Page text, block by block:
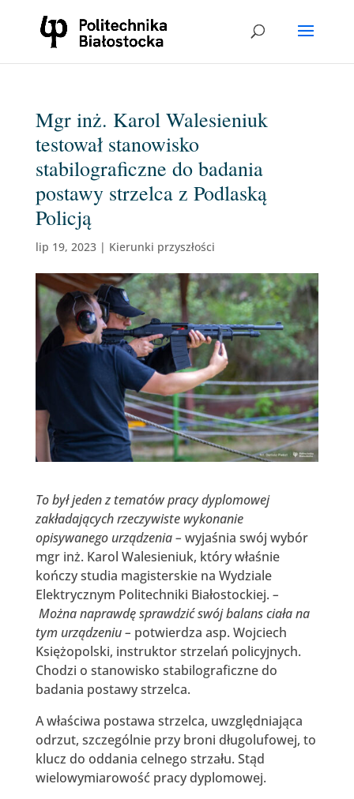
Mgr inż. Karol Walesieniuk
testował stanowisko
stabilograficzne do badania
postawy strzelca z Podlaską
Policją
lip 19, 2023| Kierunki przyszłości
To był jeden z tematów pracy dyplomowej
zakładających rzeczywiste wykonanie
opisywanego urządzenia – wyjaśnia swój wybór
mgr inż. Karol Walesieniuk, który właśnie
kończy studia magisterskie na Wydziale
Elektrycznym Politechniki Białostockiej. –
Można naprawdę sprawdzić swój balans ciała na
tym urządzeniu – potwierdza asp. Wojciech
Księżopolski, instruktor strzelań policyjnych.
Chodzi o stanowisko stabilograficzne do
badania postawy strzelca.
A właściwa postawa strzelca, uwzględniająca
odrzut, szczególnie przy broni długolufowej, to
klucz do oddania celnego strzału. Stąd
wielowymiarowość pracy dyplomowej.